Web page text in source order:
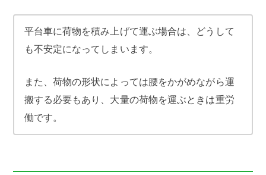
平台車に荷物を積み上げて運ぶ場合は、どうして
も不安定になってしまいます。
また、荷物の形状によっては腰をかがめながら運
搬する必要もあり、大量の荷物を運ぶときは重労
働です。